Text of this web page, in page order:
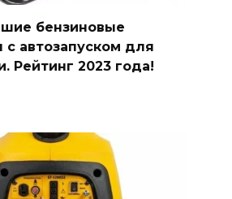
бензиновые
с автозапуском для
Рейтинг 2023 года!